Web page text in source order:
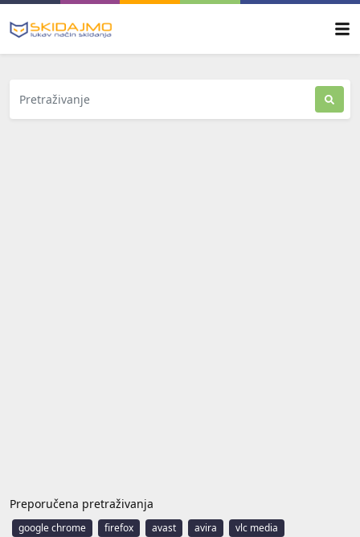
Preporučena pretraživanja
google chrome firefox avast avira vlc media